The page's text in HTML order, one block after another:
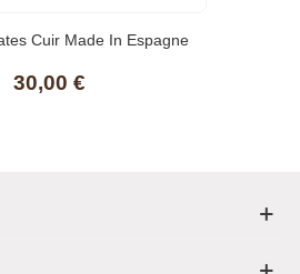
Cuir Made In Espagne
30,00 €